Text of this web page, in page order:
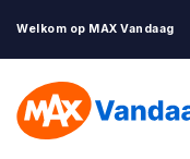
Welkom op MAX Vandaag